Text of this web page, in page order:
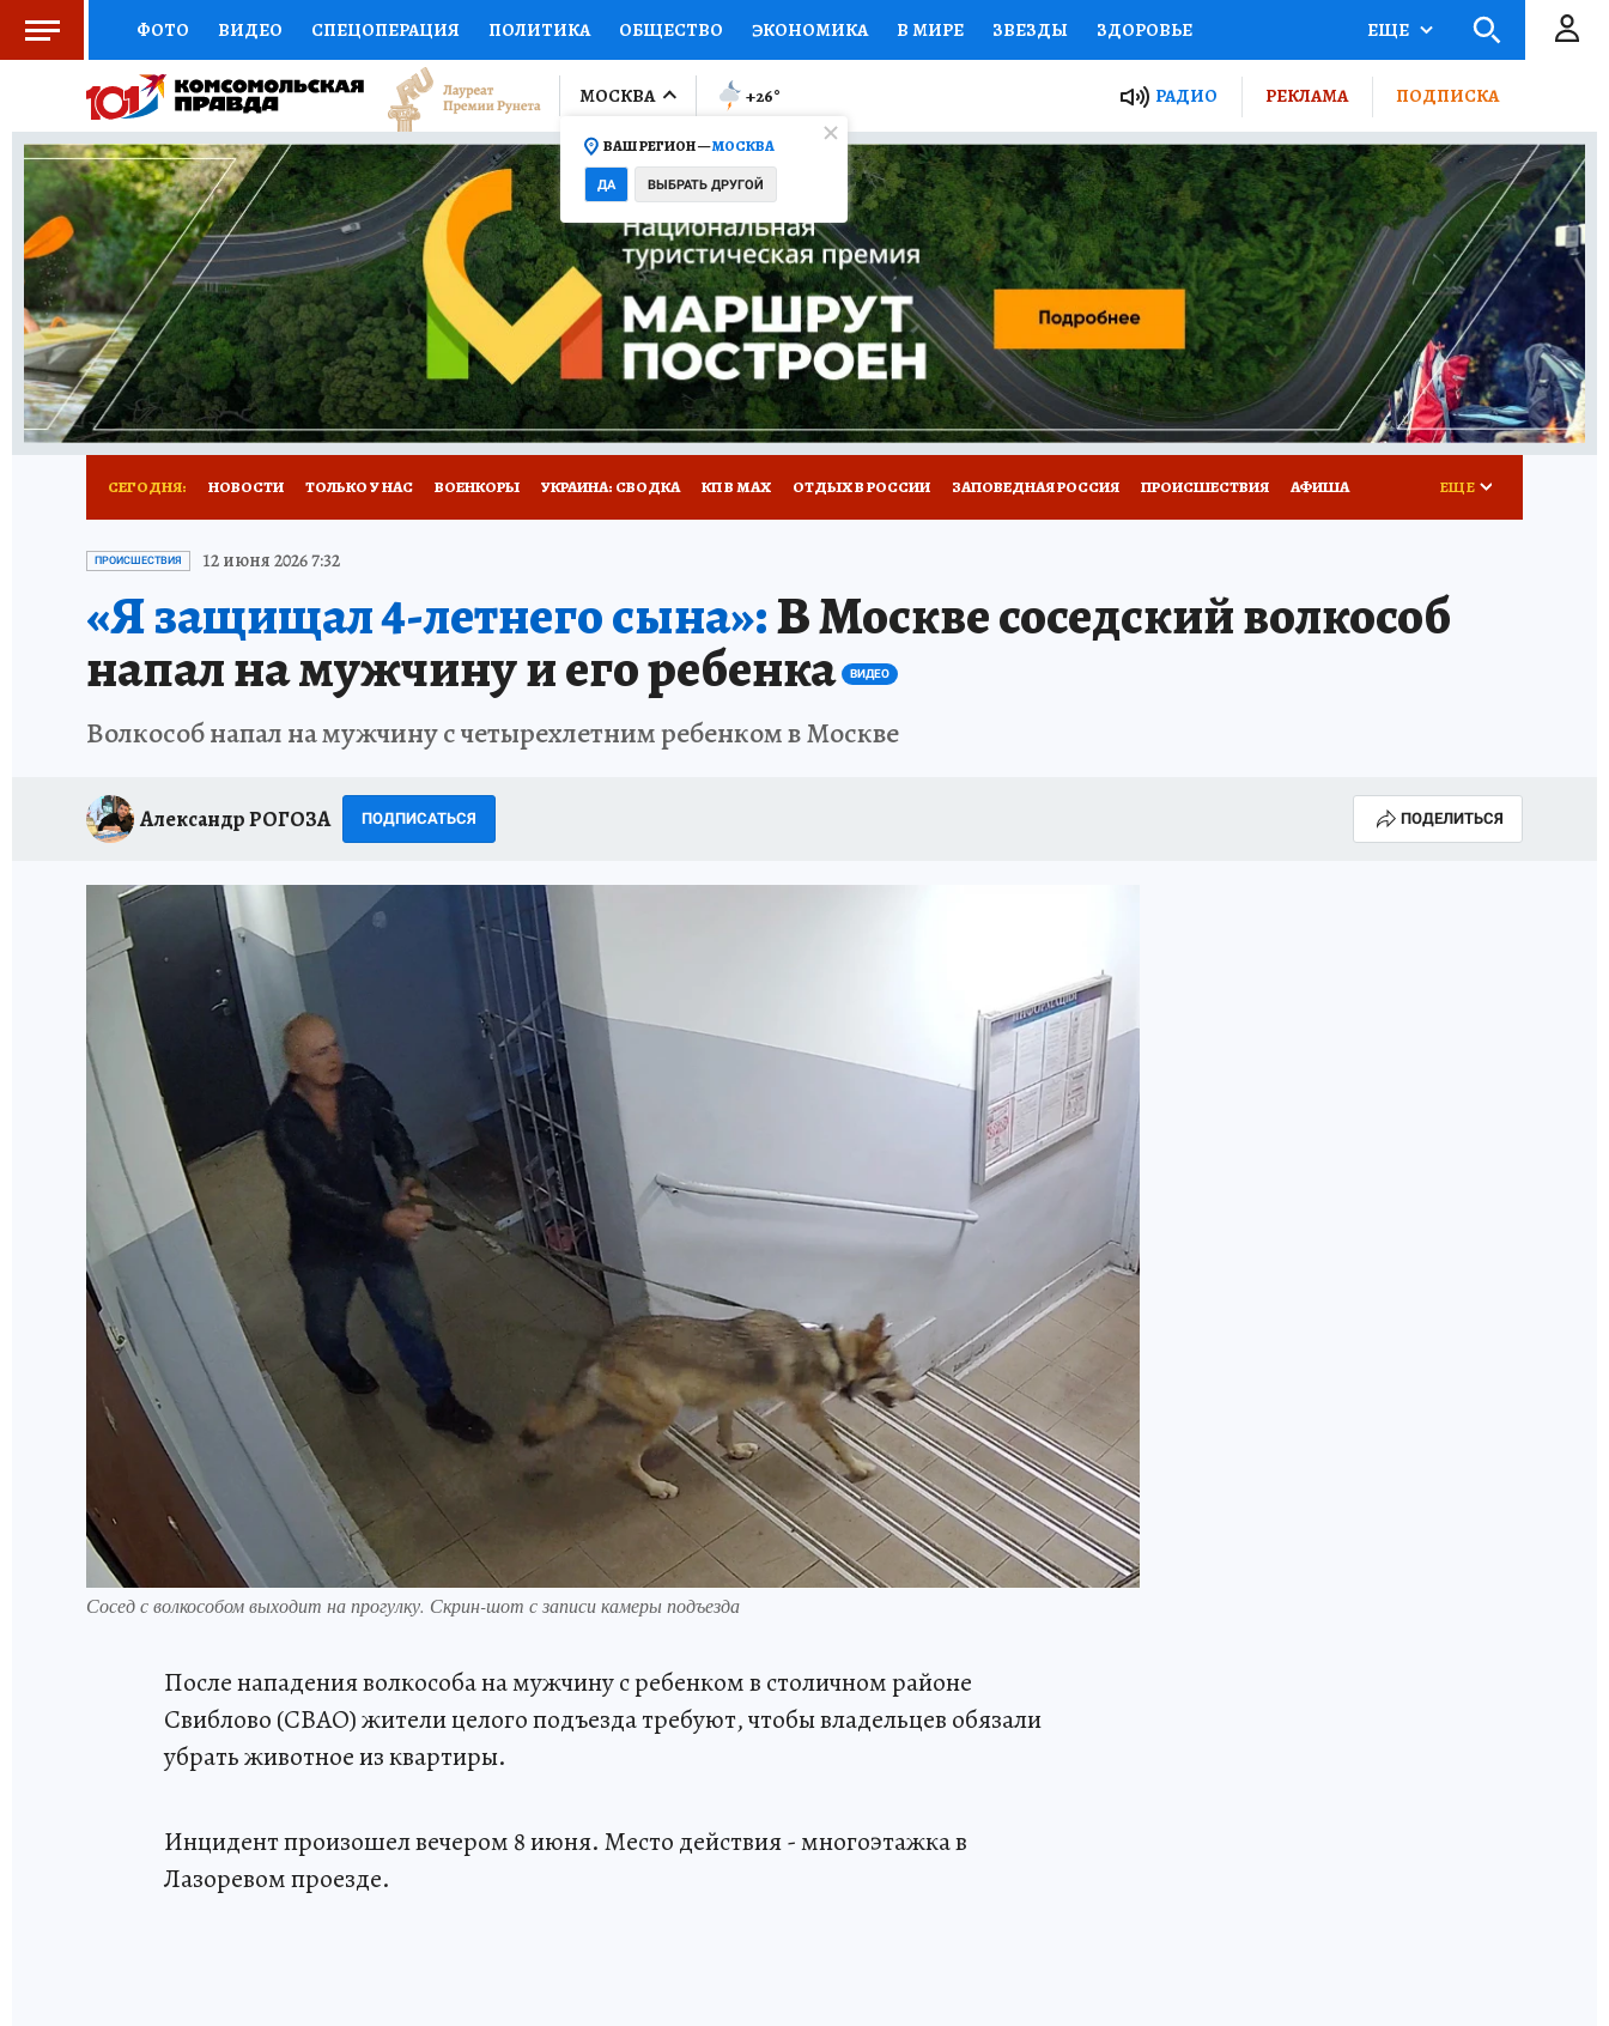
ФОТО ВИДЕО СПЕЦОПЕРАЦИЯ ПОЛИТИКА ОБЩЕСТВО ЭКОНОМИКА В МИРЕ ЗВЕЗДЫ ЗДОРОВЬЕ
СОЦПОДДЕРЖКА НАУКА СПОРТ КОЛУМНИСТЫ ПРОИСШЕСТВИЯ НАЦИОНАЛЬНЫЕ ПРОЕКТЫ РОССИИ АФИША
ВЫБОР ЭКСПЕРТОВ ДОКТОР ФИНАНСЫ ОТКРЫВАЕМ МИР Я ЗНАЮ СЕМЬЯ ЖЕНСКИЕ СЕКРЕТЫ ПУТЕВОДИТЕЛЬ
КНИЖНАЯ ПОЛКА ПРОГНОЗЫ НА СПОРТ ПРОМОКОДЫ СЕРИАЛЫ СПЕЦПРОЕКТЫ ДЕФИЦИТ ЖЕЛЕЗА ТУРИЗМ
ПРЕСС-ЦЕНТР НЕДВИЖИМОСТЬ ТЕЛЕВИЗОР КОЛЛЕКЦИИ КОНКУРСЫ РАБОТА У НАС ГИД ПОТРЕБИТЕЛЯ ВСЕ О КП
РАДИО КП РЕКЛАМА ТЕСТЫ НОВОЕ НА САЙТЕ
ЕЩЕ
МОСКВА
ВАШ РЕГИОН —МОСКВА
ДА ВЫБРАТЬ ДРУГОЙ
+26° РАДИО РЕКЛАМА ПОДПИСКА
СЕГОДНЯ: НОВОСТИ ТОЛЬКО У НАС ВОЕНКОРЫ УКРАИНА: СВОДКА КП В МАХ ОТДЫХ В РОССИИ ЗАПОВЕДНАЯ РОССИЯ ПРОИСШЕСТВИЯ АФИША
ИСПЫТАНО НА СЕБЕ
ЕЩЕ
ПРОИСШЕСТВИЯ 12 июня 2026 7:32
«Я защищал 4-летнего сына»:В Москве соседский волкособ
напал на мужчину и его ребенка ВИДЕО
Волкособ напал на мужчину с четырехлетним ребенком в Москве
Александр РОГОЗА ПОДПИСАТЬСЯ ПОДЕЛИТЬСЯ
Сосед с волкособом выходит на прогулку. Скрин-шот с записи камеры подъезда
После нападения волкособа на мужчину с ребенком в столичном районе
Свиблово (СВАО) жители целого подъезда требуют, чтобы владельцев обязали
убрать животное из квартиры.
Инцидент произошел вечером 8 июня. Место действия - многоэтажка в
Лазоревом проезде.